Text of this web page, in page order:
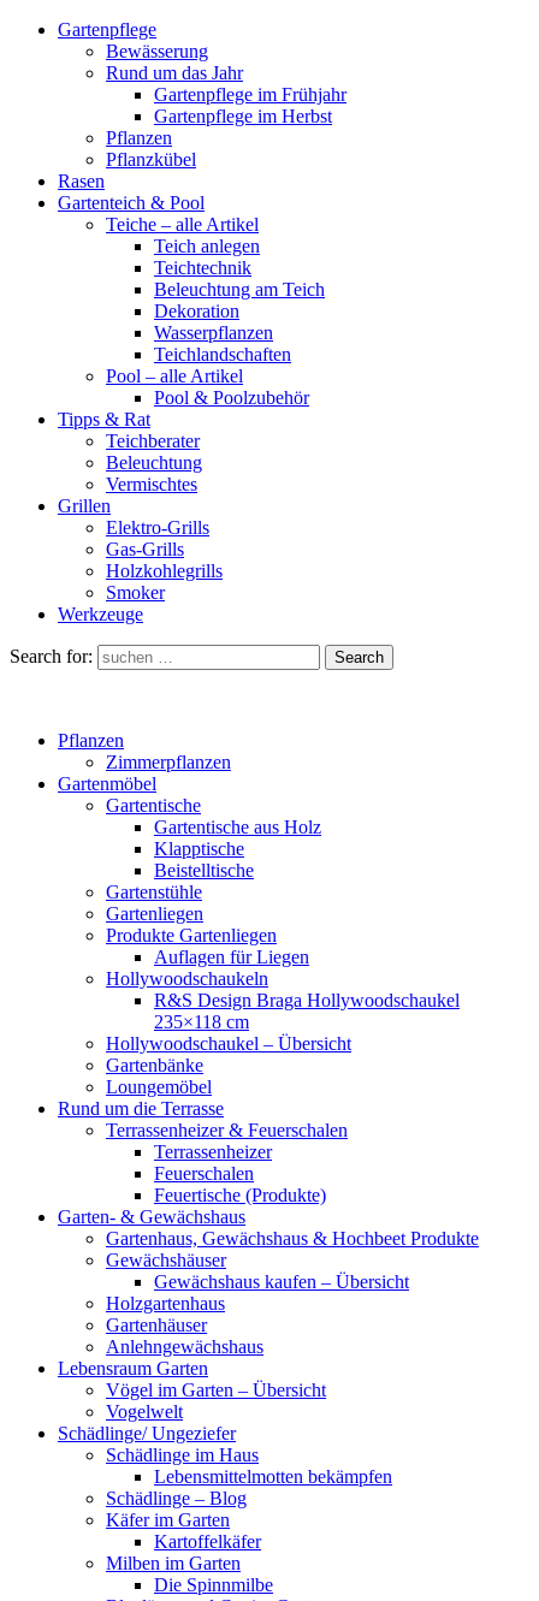
Gartenpflege
Bewässerung
Rund um das Jahr
Gartenpflege im Frühjahr
Gartenpflege im Herbst
Pflanzen
Pflanzkübel
Rasen
Gartenteich & Pool
Teiche – alle Artikel
Teich anlegen
Teichtechnik
Beleuchtung am Teich
Dekoration
Wasserpflanzen
Teichlandschaften
Pool – alle Artikel
Pool & Poolzubehör
Tipps & Rat
Teichberater
Beleuchtung
Vermischtes
Grillen
Elektro-Grills
Gas-Grills
Holzkohlegrills
Smoker
Werkzeuge
Search for: Search
Pflanzen
Zimmerpflanzen
Gartenmöbel
Gartentische
Gartentische aus Holz
Klapptische
Beistelltische
Gartenstühle
Gartenliegen
Produkte Gartenliegen
Auflagen für Liegen
Hollywoodschaukeln
R&S Design Braga Hollywoodschaukel
235×118 cm
Hollywoodschaukel – Übersicht
Gartenbänke
Loungemöbel
Rund um die Terrasse
Terrassenheizer & Feuerschalen
Terrassenheizer
Feuerschalen
Feuertische (Produkte)
Garten- & Gewächshaus
Gartenhaus, Gewächshaus & Hochbeet Produkte
Gewächshäuser
Gewächshaus kaufen – Übersicht
Holzgartenhaus
Gartenhäuser
Anlehngewächshaus
Lebensraum Garten
Vögel im Garten – Übersicht
Vogelwelt
Schädlinge/ Ungeziefer
Schädlinge im Haus
Lebensmittelmotten bekämpfen
Schädlinge – Blog
Käfer im Garten
Kartoffelkäfer
Milben im Garten
Die Spinnmilbe